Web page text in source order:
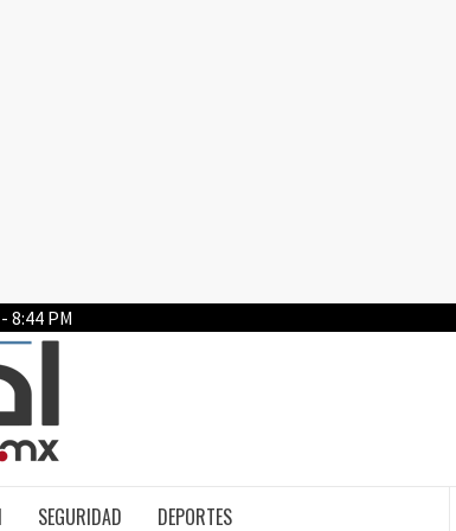
8:44 PM
SEGURIDAD DEPORTES